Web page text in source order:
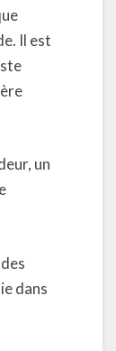
Il est
un
dans